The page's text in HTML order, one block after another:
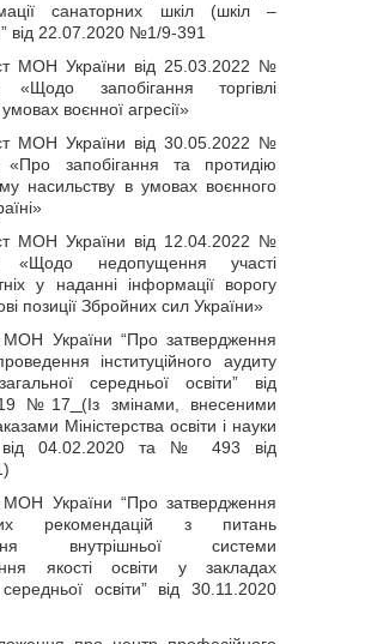
санаторних шкіл (шкіл –
від 22.07.2020 №1/9-391
МОН України від 25.03.2022 №
«Щодо запобігання торгівлі
воєнної агресії»
МОН України від 30.05.2022 №
«Про запобігання та протидію
насильству в умовах воєнного
МОН України від 12.04.2022 №
«Щодо недопущення участі
у наданні інформації ворогу
позиції Збройних сил України»
України “Про затвердження
інституційного аудиту
середньої освіти” від
№17 (Із змінами, внесеними
Міністерства освіти і науки
04.02.2020 та № 493 від
України “Про затвердження
рекомендацій з питань
внутрішньої системи
якості освіти у закладах
середньої освіти” від 30.11.2020